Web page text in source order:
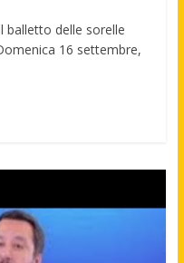
balletto delle sorelle
16 settembre,